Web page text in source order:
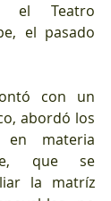
el Teatro
el pasado
con un
abordó los
en materia
que se
la matríz